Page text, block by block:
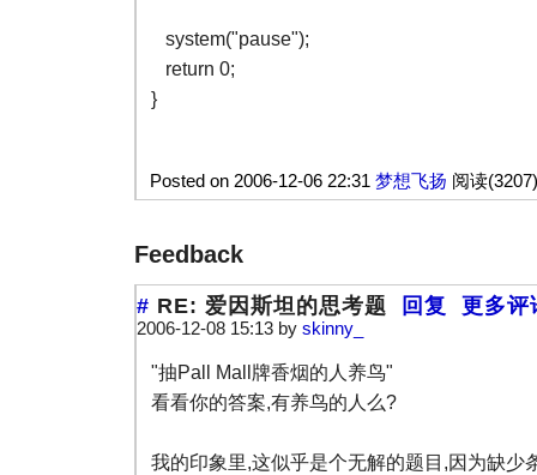
system("pause");
return 0;
}
Posted on 2006-12-06 22:31 梦想飞扬 阅读
Feedback
# RE: 爱因斯坦的思考题 回复 更多评
2006-12-08 15:13 by skinny_
"抽Pall Mall牌香烟的人养鸟"
看看你的答案,有养鸟的人么?
我的印象里,这似乎是个无解的题目,因为缺少